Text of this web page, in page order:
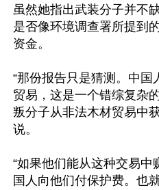
虽然她指出武装分子并不
是否像环境调查署所提到
资金。
“那份报告只是猜测。中
贸易，这是一个错综复杂
叛分子从非法木材贸易中
说。
“如果他们能从这种交易中
国人向他们付保护费。也